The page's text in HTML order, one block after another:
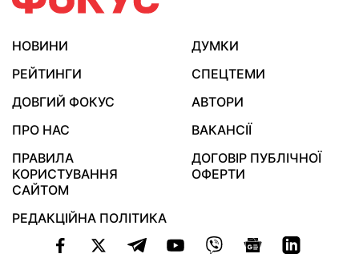
НОВИНИ
ДУМКИ
РЕЙТИНГИ
СПЕЦТЕМИ
ДОВГИЙ ФОКУС
АВТОРИ
ПРО НАС
ВАКАНСІЇ
ПРАВИЛА
КОРИСТУВАННЯ
САЙТОМ
ДОГОВІР ПУБЛІЧНОЇ
ОФЕРТИ
РЕДАКЦІЙНА ПОЛІТИКА